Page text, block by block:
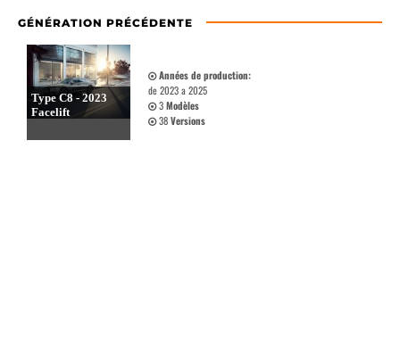
GÉNÉRATION PRÉCÉDENTE
Type C8 - 2023
Facelift
Années de production:
de 2023 a 2025
3Modèles
38Versions